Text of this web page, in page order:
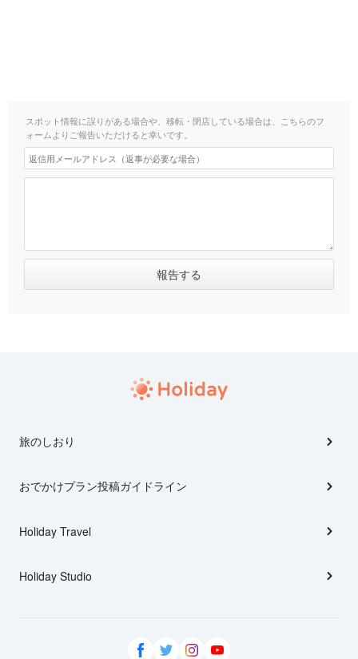
スポット情報に誤りがある場合や、移転・閉店している場合は、こちらのフ
ォームよりご報告いただけると幸いです。
旅のしおり
おでかけプラン投稿ガイドライン
Holiday Travel
Holiday Studio